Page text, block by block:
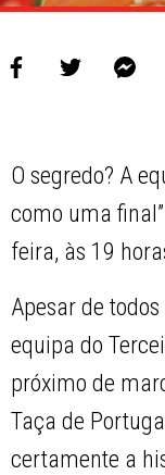
O segredo? A
como uma
feira, às 19
Apesar de
equipa do
próximo de
Taça de
certamente a